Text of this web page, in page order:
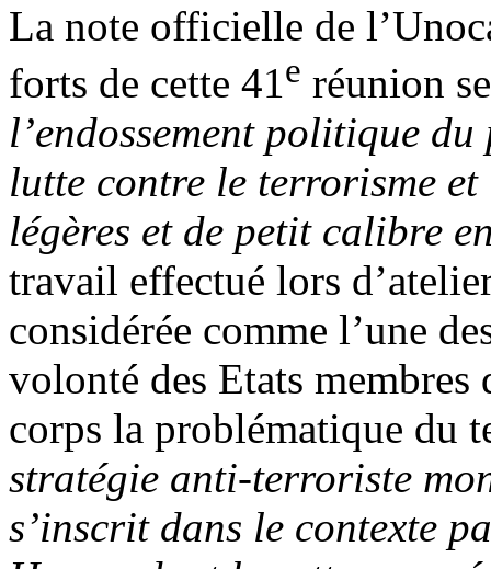
La note officielle de
forts de cette 41e réunion
l’endossement politique
lutte contre le terrorisme
légères et de petit calibre
travail effectué lors
considérée comme l’une
volonté des Etats membres
corps la problématique du
stratégie anti-terroriste
s’inscrit dans le contexte